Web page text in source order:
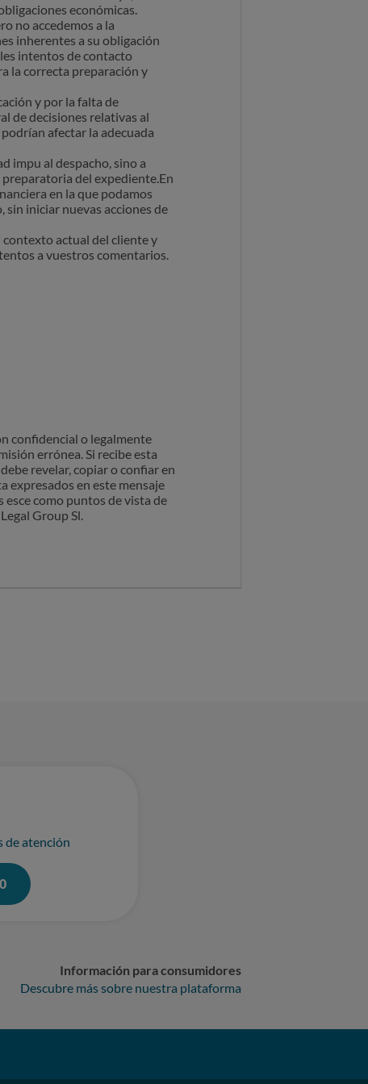
económicas.
no accedemos a la
inherentes a su obligación
intentos de contacto
la correcta preparación y
y por la falta de
de decisiones relativas al
afectar la adecuada
impu al despacho, sino a
del expediente.En
en la que podamos
sin iniciar nuevas acciones de
actual del cliente y
a vuestros comentarios.
confidencial o legalmente
errónea. Si recibe esta
revelar, copiar o confiar en
expresados en este mensaje
como puntos de vista de
Group Sl.
de atención
Información para consumidores
Descubre más sobre nuestra plataforma